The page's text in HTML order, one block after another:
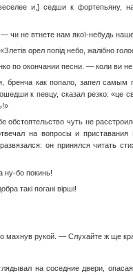
и,] седши к фортепьяну,
не втнете нам якої-небудь
орел попід небо, жалібно
по окончании песни. — коли ви не
бренча как попало, запел
к певцу, сказал резко: «це
обстоятельство чуть не
на вопросы и
он принялся читать
бо покинь!
такі погані вірші!
махнув рукой. — Слухайте ж ще
на соседние двери,